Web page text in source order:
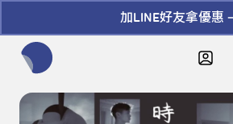
加LINE好友拿優惠